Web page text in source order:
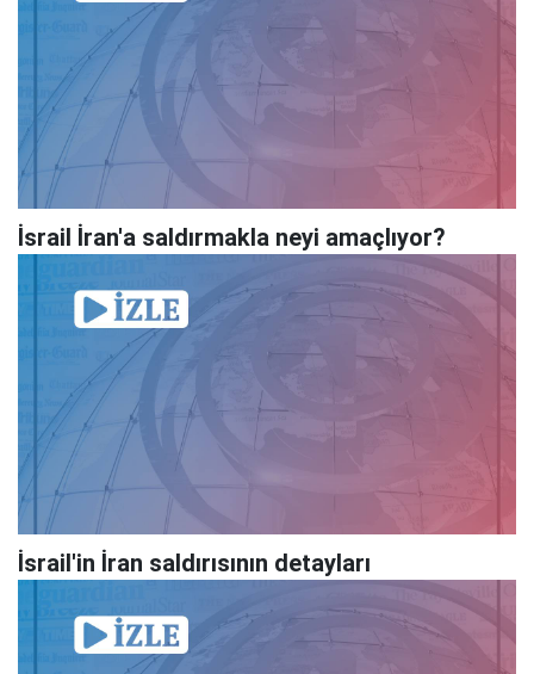
İsrail İran'a saldırmakla neyi amaçlıyor?
İsrail'in İran saldırısının detayları